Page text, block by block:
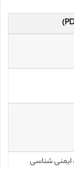
ایمنی شناسی